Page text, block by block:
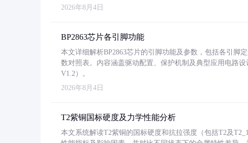
2026年8月4日
BP2863芯片各引脚功能
本文详细解析BP2863芯片的引脚功能及参数，包括各引脚
数对照表。内容涵盖驱动配置、保护机制及典型应用电路
V1.2）。
2026年8月4日
T2紫铜国标硬度及力学性能分析
本文系统解读T2紫铜的国标硬度和抗拉强度（包括T2及